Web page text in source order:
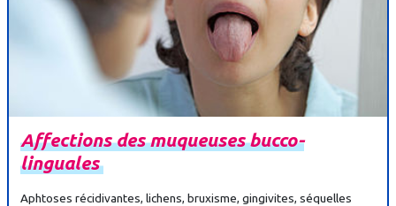
Affectionsdesmuqueusesbucco-
linguales
Aphtoses récidivantes, lichens, bruxisme, gingivites, séquelles